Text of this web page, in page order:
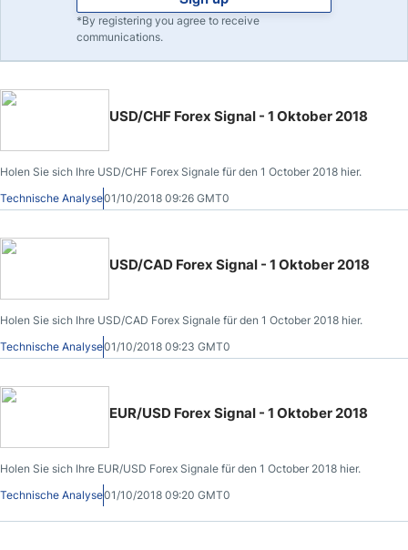
*By registering you agree to receive
communications.
USD/CHF Forex Signal - 1 Oktober 2018
Holen Sie sich Ihre USD/CHF Forex Signale für den 1 October 2018 hier.
Technische Analyse01/10/2018 09:26 GMT0
USD/CAD Forex Signal - 1 Oktober 2018
Holen Sie sich Ihre USD/CAD Forex Signale für den 1 October 2018 hier.
Technische Analyse01/10/2018 09:23 GMT0
EUR/USD Forex Signal - 1 Oktober 2018
Holen Sie sich Ihre EUR/USD Forex Signale für den 1 October 2018 hier.
Technische Analyse01/10/2018 09:20 GMT0